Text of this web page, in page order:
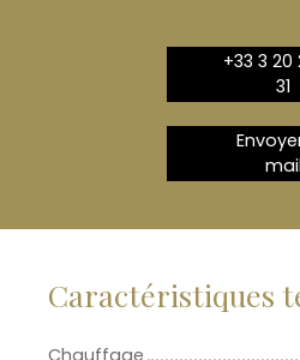
+33 3 20
31
mail
Caractéristiques